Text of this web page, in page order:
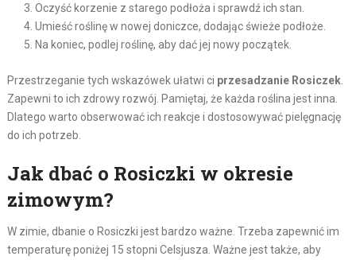
Oczyść korzenie z starego podłoża i sprawdź ich stan.
Umieść roślinę w nowej doniczce, dodając świeże podłoże.
Na koniec, podlej roślinę, aby dać jej nowy początek.
Przestrzeganie tych wskazówek ułatwi ci przesadzanie Rosiczek.
Zapewni to ich zdrowy rozwój. Pamiętaj, że każda roślina jest inna.
Dlatego warto obserwować ich reakcje i dostosowywać pielęgnację
do ich potrzeb.
Jak dbać o Rosiczki w okresie
zimowym?
W zimie, dbanie o Rosiczki jest bardzo ważne. Trzeba zapewnić im
temperaturę poniżej 15 stopni Celsjusza. Ważne jest także, aby